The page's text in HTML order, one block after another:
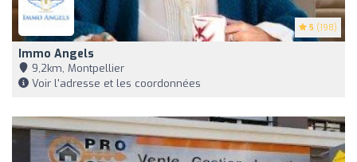
5 (198)
Immo Angels
9,2km, Montpellier
Voir l'adresse et les coordonnées